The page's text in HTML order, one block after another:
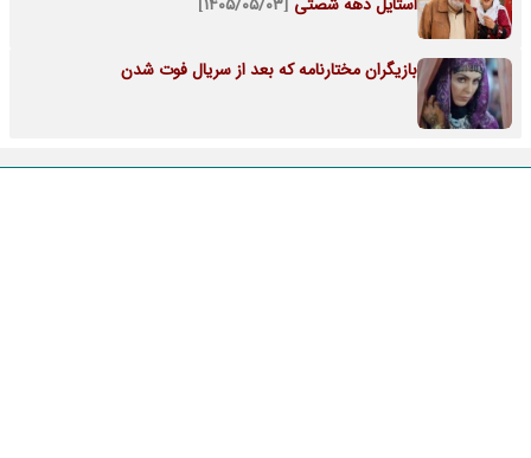
بازیگران مختارنامه که بعد از سریال فوت شدن